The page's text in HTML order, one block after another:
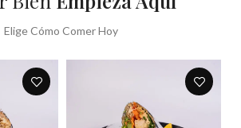
Elige Cómo Comer Hoy